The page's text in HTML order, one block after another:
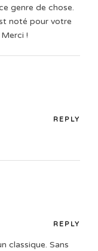
genre de chose.
noté pour votre
!
REPLY
REPLY
classique. Sans